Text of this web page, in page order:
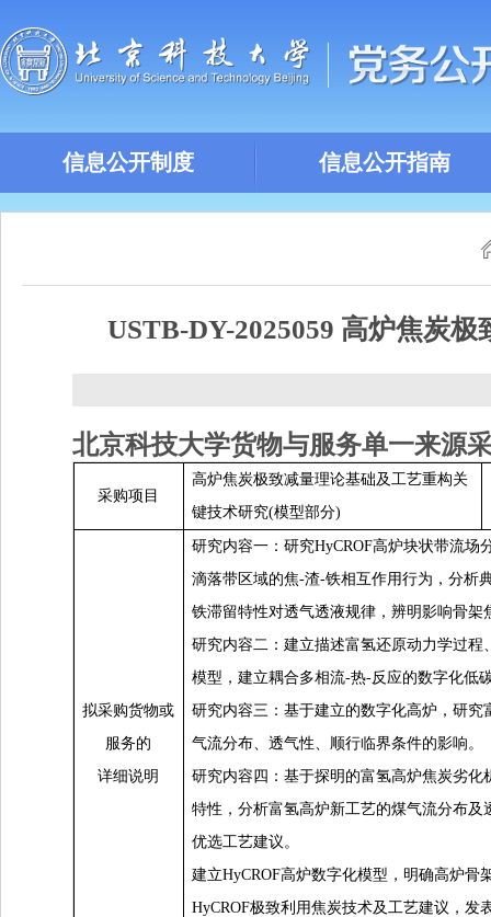
信息公开制度 信息公开指南
USTB-DY-2025059 高炉焦炭
北京科技大学货物与服务单一来源
采购项目
高炉焦炭极致减量理论基础及工艺重构关
键技术研究(模型部分)
拟采购货物或
服务的
详细说明
研究内容一：研究HyCROF高炉块状带流场
滴落带区域的焦-渣-铁相互作用行为，分析
铁滞留特性对透气透液规律，辨明影响骨架
研究内容二：建立描述富氢还原动力学过程
模型，建立耦合多相流-热-反应的数字化低
研究内容三：基于建立的数字化高炉，研究
气流分布、透气性、顺行临界条件的影响。
研究内容四：基于探明的富氢高炉焦炭劣化
特性，分析富氢高炉新工艺的煤气流分布及
优选工艺建议。
建立HyCROF高炉数字化模型，明确高炉骨
HyCROF极致利用焦炭技术及工艺建议，发